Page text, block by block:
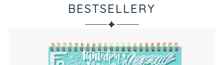
BESTSELLERY
✦